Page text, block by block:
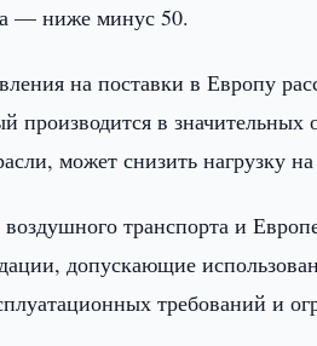
— ниже минус 50.
на поставки в Европу
производится в значительных
может снизить нагрузку
транспорта и
допускающие
требований и